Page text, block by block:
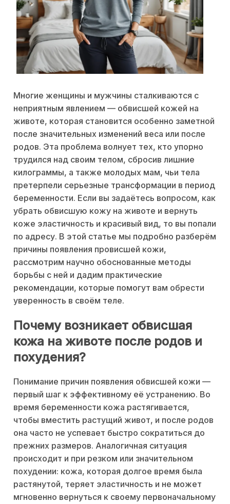
Многие женщины и мужчины сталкиваются с
неприятным явлением — обвисшей кожей на
животе, которая становится особенно заметной
после значительных изменений веса или после
родов. Эта проблема волнует тех, кто упорно
трудился над своим телом, сбросив лишние
килограммы, а также молодых мам, чьи тела
претерпели серьезные трансформации в период
беременности. Если вы задаётесь вопросом, как
убрать обвисшую кожу на животе и вернуть
коже эластичность и красивый вид, то вы попали
по адресу. В этой статье мы подробно разберём
причины появления провисшей кожи,
рассмотрим научно обоснованные методы
борьбы с ней и дадим практические
рекомендации, которые помогут вам обрести
уверенность в своём теле.
Почему возникает обвисшая
кожа на животе после родов и
похудения?
Понимание причин появления обвисшей кожи —
первый шаг к эффективному её устранению. Во
время беременности кожа растягивается,
чтобы вместить растущий живот, и после родов
она часто не успевает быстро сократиться до
прежних размеров. Аналогичная ситуация
происходит и при резком или значительном
похудении: кожа, которая долгое время была
растянутой, теряет эластичность и не может
мгновенно вернуться к своему первоначальному